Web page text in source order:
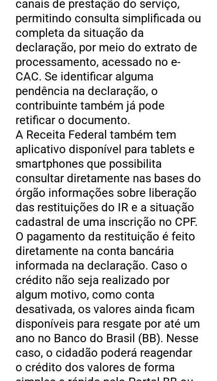
canais de prestação do serviço,
permitindo consulta simplificada ou
completa da situação da
declaração, por meio do extrato de
processamento, acessado no e-
CAC. Se identificar alguma
pendência na declaração, o
contribuinte também já pode
retificar o documento.
A Receita Federal também tem
aplicativo disponível para tablets e
smartphones que possibilita
consultar diretamente nas bases do
órgão informações sobre liberação
das restituições do IR e a situação
cadastral de uma inscrição no CPF.
O pagamento da restituição é feito
diretamente na conta bancária
informada na declaração. Caso o
crédito não seja realizado por
algum motivo, como conta
desativada, os valores ainda ficam
disponíveis para resgate por até um
ano no Banco do Brasil (BB). Nesse
caso, o cidadão poderá reagendar
o crédito dos valores de forma